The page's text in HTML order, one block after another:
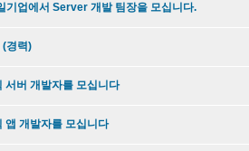
기업에서 Server 개발 팀장을 모십니다.
(경력)
서버 개발자를 모십니다
앱 개발자를 모십니다